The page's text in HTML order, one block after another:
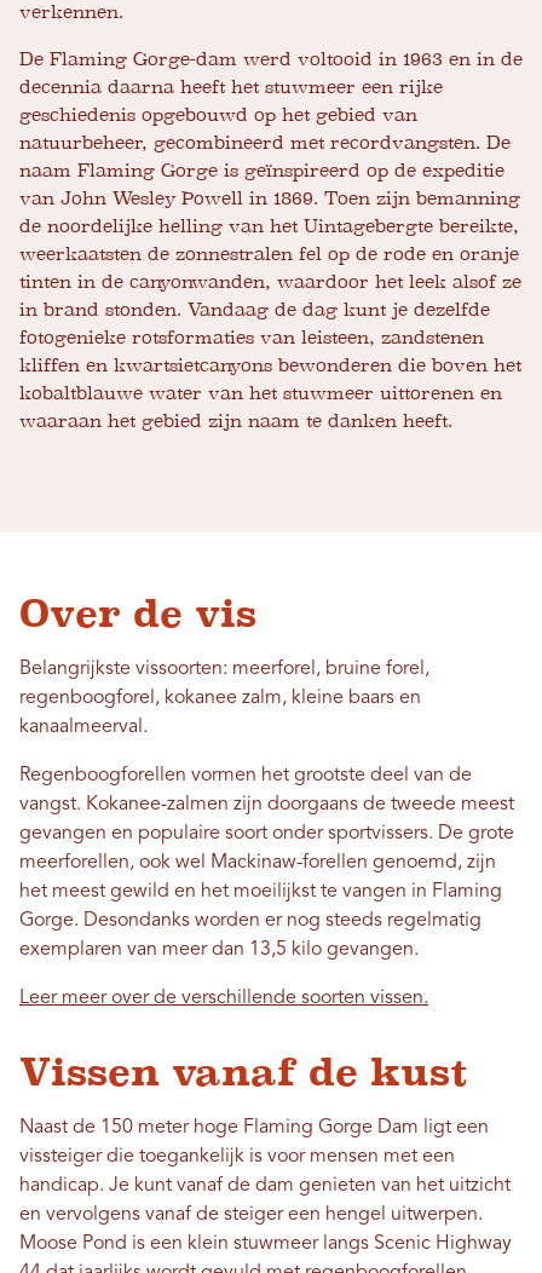
verkennen.
De Flaming Gorge-dam werd voltooid in 1963 en in de
decennia daarna heeft het stuwmeer een rijke
geschiedenis opgebouwd op het gebied van
natuurbeheer, gecombineerd met recordvangsten. De
naam Flaming Gorge is geïnspireerd op de expeditie
van John Wesley Powell in 1869. Toen zijn bemanning
de noordelijke helling van het Uintagebergte bereikte,
weerkaatsten de zonnestralen fel op de rode en oranje
tinten in de canyonwanden, waardoor het leek alsof ze
in brand stonden. Vandaag de dag kunt je dezelfde
fotogenieke rotsformaties van leisteen, zandstenen
kliffen en kwartsietcanyons bewonderen die boven het
kobaltblauwe water van het stuwmeer uittorenen en
waaraan het gebied zijn naam te danken heeft.
Over de vis
Belangrijkste vissoorten: meerforel, bruine forel,
regenboogforel, kokanee zalm, kleine baars en
kanaalmeerval.
Regenboogforellen vormen het grootste deel van de
vangst. Kokanee-zalmen zijn doorgaans de tweede meest
gevangen en populaire soort onder sportvissers. De grote
meerforellen, ook wel Mackinaw-forellen genoemd, zijn
het meest gewild en het moeilijkst te vangen in Flaming
Gorge. Desondanks worden er nog steeds regelmatig
exemplaren van meer dan 13,5 kilo gevangen.
Leer meer over de verschillende soorten vissen.
Vissen vanaf de kust
Naast de 150 meter hoge Flaming Gorge Dam ligt een
vissteiger die toegankelijk is voor mensen met een
handicap. Je kunt vanaf de dam genieten van het uitzicht
en vervolgens vanaf de steiger een hengel uitwerpen.
Moose Pond is een klein stuwmeer langs Scenic Highway